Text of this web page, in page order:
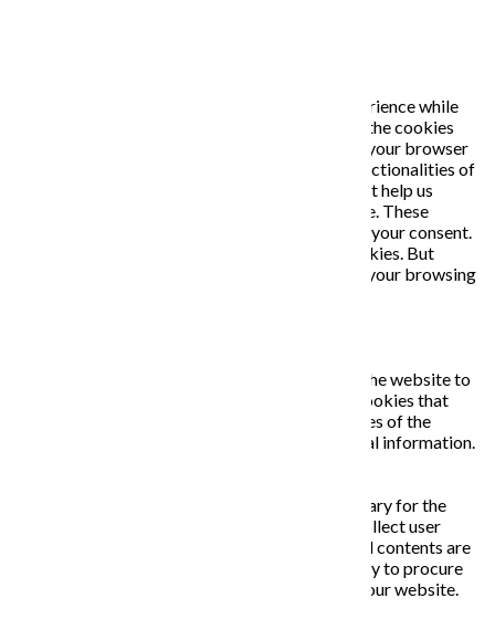
This website uses cookies to improve your experience while
you navigate through the website. Out of these, the cookies
that are categorized as necessary are stored on your browser
as they are essential for the working of basic functionalities of
the website. We also use third-party cookies that help us
analyze and understand how you use this website. These
cookies will be stored in your browser only with your consent.
You also have the option to opt-out of these cookies. But
opting out of some of these cookies may affect your browsing
Necessary cookies are absolutely essential for the website to
function properly. This category only includes cookies that
ensures basic functionalities and security features of the
website. These cookies do not store any personal information.
Any cookies that may not be particularly necessary for the
website to function and is used specifically to collect user
personal data via analytics, ads, other embedded contents are
termed as non-necessary cookies. It is mandatory to procure
user consent prior to running these cookies on your website.